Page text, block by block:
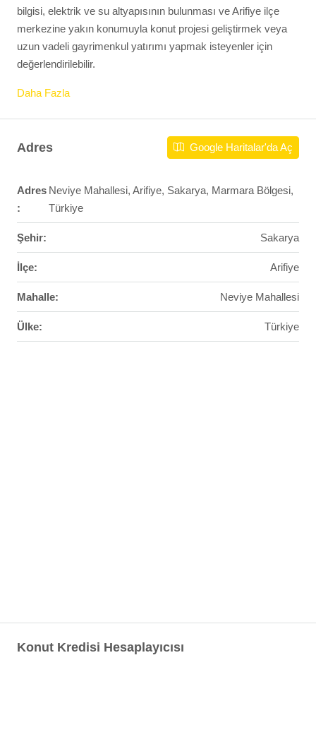
bilgisi, elektrik ve su altyapısının bulunması ve Arifiye ilçe
merkezine yakın konumuyla konut projesi geliştirmek veya
uzun vadeli gayrimenkul yatırımı yapmak isteyenler için
değerlendirilebilir.
Daha Fazla
Adres Google Haritalar'da Aç
Adres
:
Neviye Mahallesi, Arifiye, Sakarya, Marmara Bölgesi,
Türkiye
Şehir: Sakarya
İlçe: Arifiye
Mahalle: Neviye Mahallesi
Ülke: Türkiye
Konut Kredisi Hesaplayıcısı